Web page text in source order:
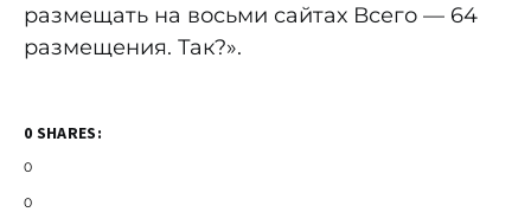
размещать на восьми сайтах Всего — 64
размещения. Так?».
0 SHARES:
0
0